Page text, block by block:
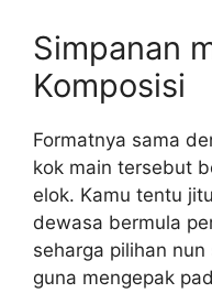
Simpanan
Komposisi
Formatnya sama
kok main tersebut
elok. Kamu tentu
dewasa bermula
seharga pilihan
guna mengepak